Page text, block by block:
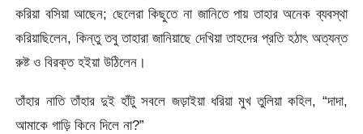
করিয়া বসিয়া আছেন; ছেলেরা কিছুতে না জানিতে পায় তাহার অনেক ব্যবস্থা
করিয়াছিলেন, কিন্তু তবু তাহারা জানিয়াছে দেখিয়া তাহদের প্রতি হঠাৎ অত্যন্ত
রুষ্ট ও বিরক্ত হইয়া উঠিলেন।
তাঁহার নাতি তাঁহার দুই হাঁটু সবলে জড়াইয়া ধরিয়া মুখ তুলিয়া কহিল, “দাদা,
আমাকে গাড়ি কিনে দিলে না?”